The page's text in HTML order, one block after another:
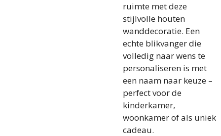
ruimte met deze
stijlvolle houten
wanddecoratie. Een
echte blikvanger die
volledig naar wens te
personaliseren is met
een naam naar keuze –
perfect voor de
kinderkamer,
woonkamer of als uniek
cadeau.